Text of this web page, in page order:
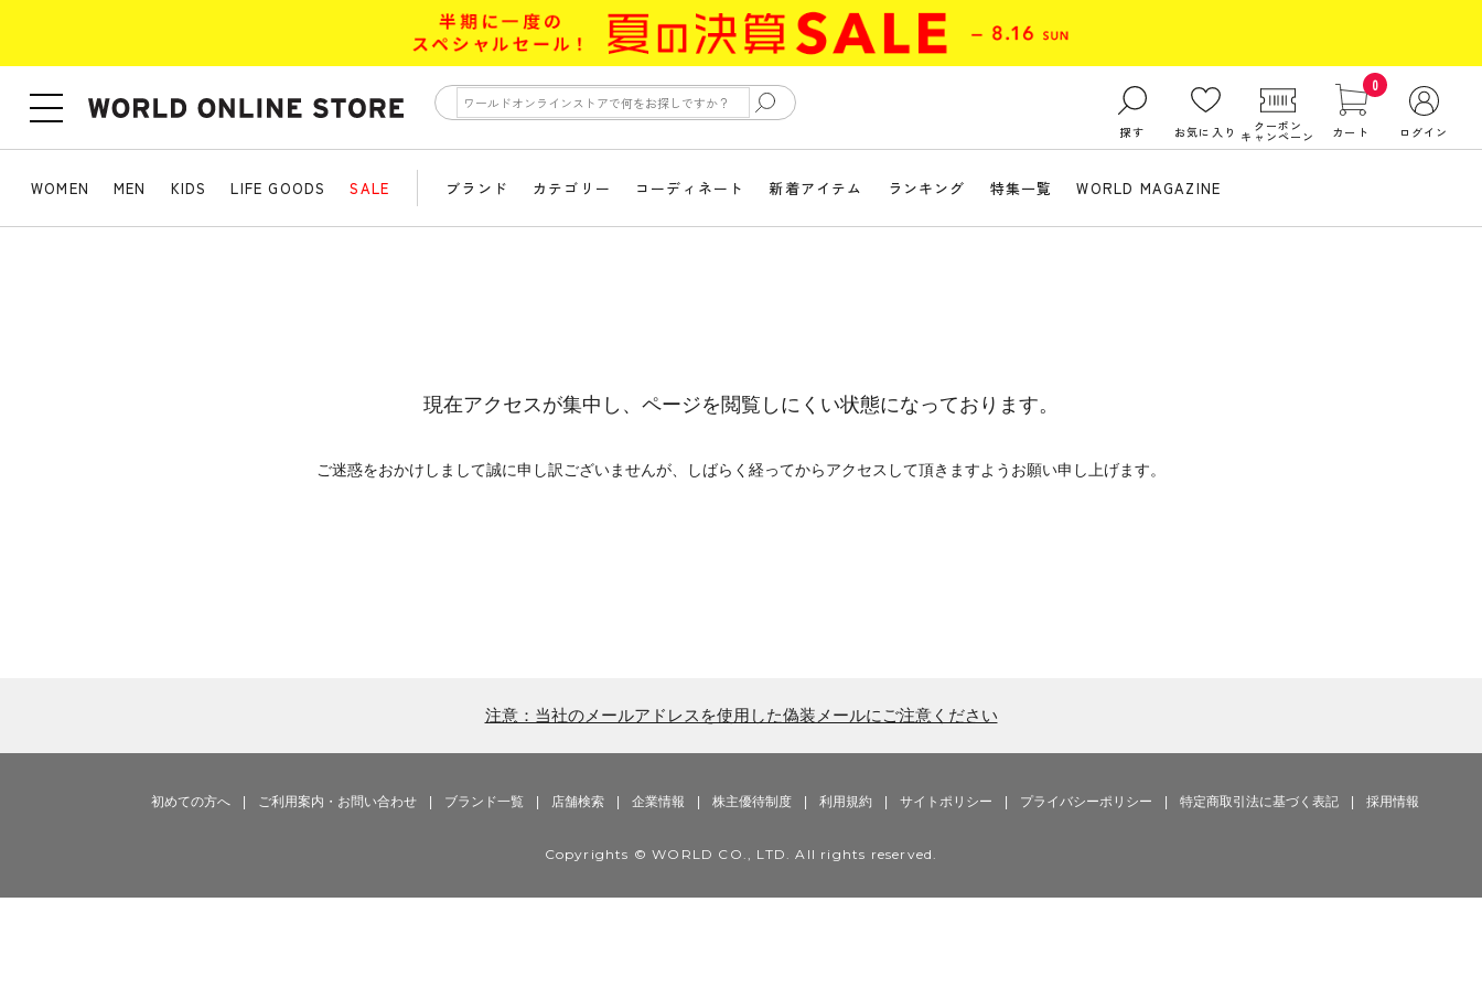
探す お気に入り クーポン
キャンペーン
0
カート ログイン
WOMEN MEN KIDS LIFE GOODS SALE ブランド カテゴリー コーディネート 新着アイテム ランキング 特集一覧 WORLD MAGAZINE
現在アクセスが集中し、ページを閲覧しにくい状態になっております。
ご迷惑をおかけしまして誠に申し訳ございませんが、しばらく経ってからアクセスして頂きますようお願い申し上げます。
注意：当社のメールアドレスを使用した偽装メールにご注意ください
初めての方へ ご利用案内・お問い合わせ ブランド一覧 店舗検索 企業情報 株主優待制度 利用規約 サイトポリシー プライバシーポリシー 特定商取引法に基づく表記 採用情報
Copyrights © WORLD CO., LTD. All rights reserved.